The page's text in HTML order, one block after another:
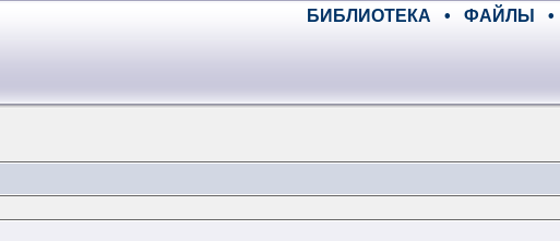
БИБЛИОТЕКА • ФАЙЛЫ •